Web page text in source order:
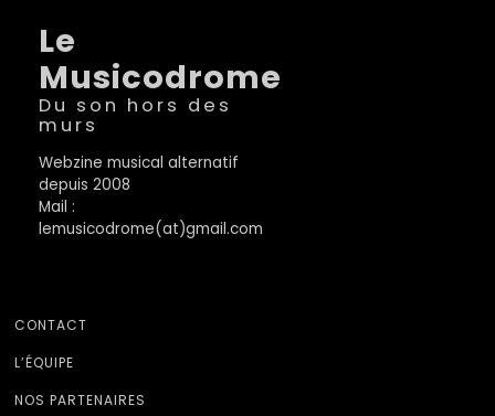
Le
Musicodrome
Du son hors des
murs
Webzine musical alternatif
depuis 2008
Mail :
lemusicodrome(at)gmail.com
CONTACT
L’ÉQUIPE
NOS PARTENAIRES